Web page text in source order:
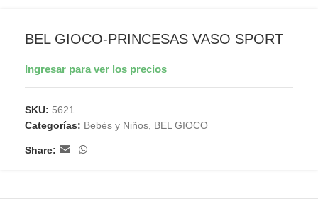
BEL GIOCO-PRINCESAS VASO SPORT
Ingresar para ver los precios
SKU: 5621
Categorías: Bebés y Niños BEL GIOCO
Share: